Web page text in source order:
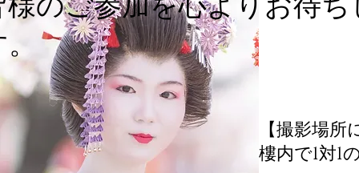
【撮影場
樓​内で1対1